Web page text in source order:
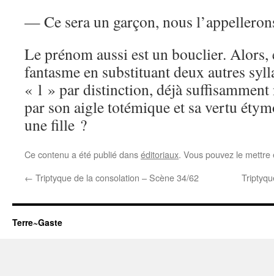
— Ce sera un garçon, nous
Le prénom aussi est un bouclier. Alors,
fantasme en substituant deux autres
« l » par distinction, déjà suffisamment
par son aigle totémique et sa vertu
une fille ?
Ce contenu a été publié danséditoriaux. Vous pouvez le
← Triptyque de la consolation – Scène 34/62
Terre~Gaste